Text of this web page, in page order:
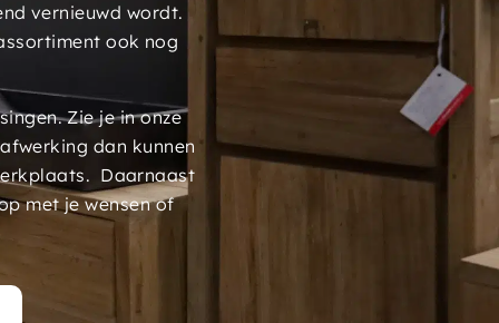
vernieuwd wordt.
ook nog
Zie je in onze
dan kunnen
Daarnaast
met je wensen of